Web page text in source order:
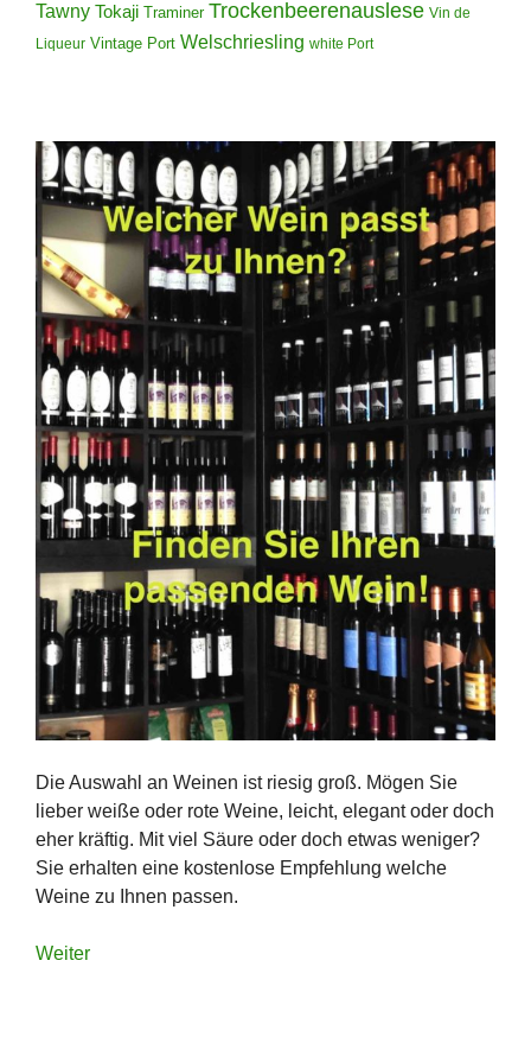
Tawny Tokaji Traminer Trockenbeerenauslese Vin de
Liqueur Vintage Port Welschriesling white Port
Die Auswahl an Weinen ist riesig groß. Mögen Sie
lieber weiße oder rote Weine, leicht, elegant oder doch
eher kräftig. Mit viel Säure oder doch etwas weniger?
Sie erhalten eine kostenlose Empfehlung welche
Weine zu Ihnen passen.
Weiter